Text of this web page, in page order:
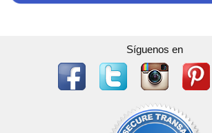
Síguenos en